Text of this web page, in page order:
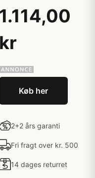
1.114,00
kr
Køb her
2+2 års garanti
Fri fragt over kr. 500
14 dages returret